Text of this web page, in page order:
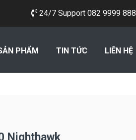
24/7 Support 082 9999 888
PHẨM TIN TỨC LIÊN HỆ
Nighthawk